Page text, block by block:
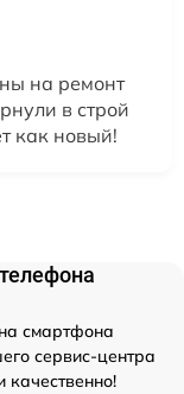
на ремонт
в строй
как новый!
смартфона
сервис-центра